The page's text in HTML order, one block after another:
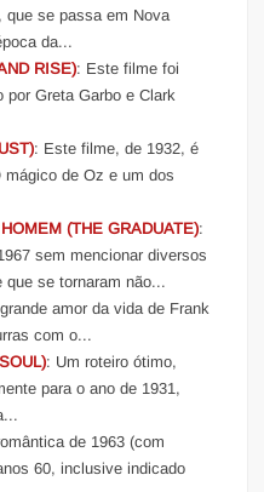
que se passa em Nova
da...
RISE): Este filme foi
por Greta Garbo e Clark
: Este filme, de 1932, é
de Oz e um dos
(THE GRADUATE):
sem mencionar diversos
se tornaram não...
amor da vida de Frank
com o...
: Um roteiro ótimo,
para o ano de 1931,
de 1963 (com
60, inclusive indicado